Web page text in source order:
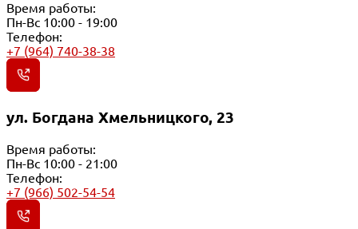
Время работы:
Пн-Вс 10:00 - 19:00
Телефон:
+7 (964) 740-38-38
ул. Богдана Хмельницкого, 23
Время работы:
Пн-Вс 10:00 - 21:00
Телефон:
+7 (966) 502-54-54